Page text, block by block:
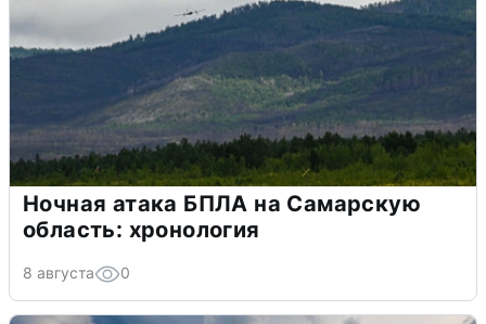
Ночная атака БПЛА на Самарскую
область: хронология
8 августа 0